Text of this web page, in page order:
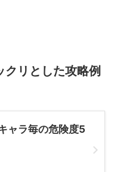
リとした攻略例
ャラ毎の危険度5